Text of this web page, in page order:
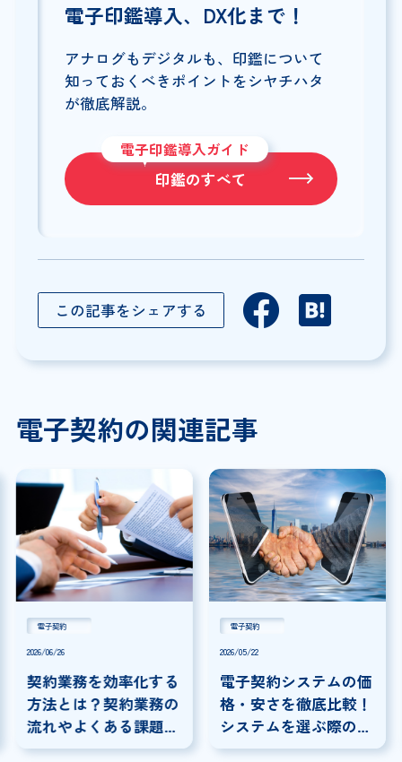
電子印鑑導入、DX化まで！
アナログもデジタルも、印鑑について
知っておくべきポイントをシヤチハタ
が徹底解説。
印鑑のすべて
電子印鑑導入ガイド
この記事をシェアする
電子契約の関連記事
電子契約
2026/06/26
契約業務を効率化する
方法とは？契約業務の
流れやよくある課題に
ついて解説
電子契約
2026/05/22
電子契約システムの価
格・安さを徹底比較！
システムを選ぶ際の注
意点を解説